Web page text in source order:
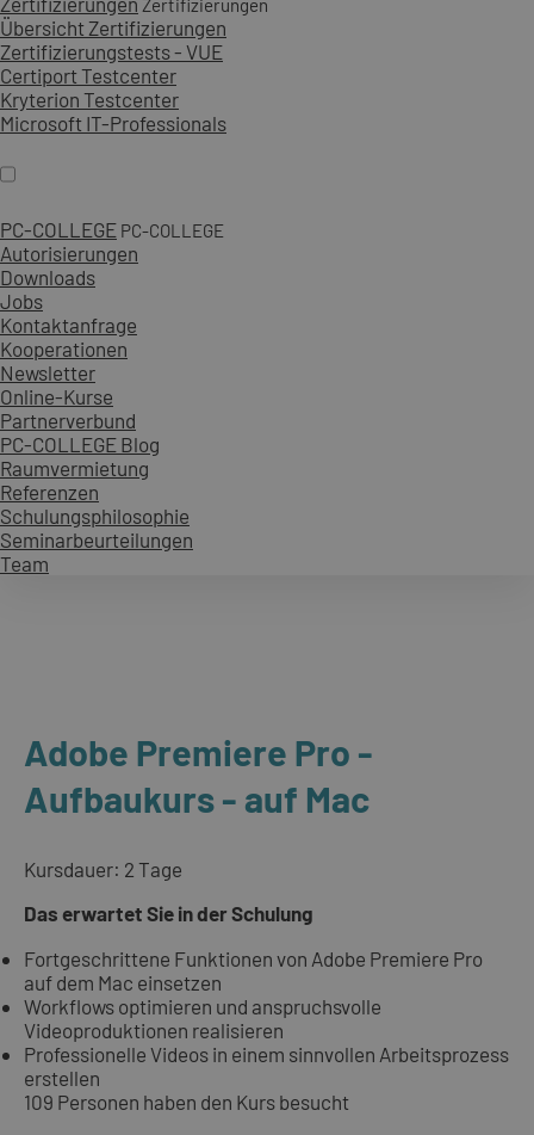
Zertifizierungen
Übersicht Zertifizierungen
Zertifizierungstests - VUE
Certiport Testcenter
Kryterion Testcenter
Microsoft IT-Professionals
PC-COLLEGE PC-COLLEGE
Autorisierungen
Downloads
Jobs
Kontaktanfrage
Kooperationen
Newsletter
Online-Kurse
Partnerverbund
PC-COLLEGE Blog
Raumvermietung
Referenzen
Schulungsphilosophie
Seminarbeurteilungen
Team
Adobe Premiere Pro -
Aufbaukurs - auf Mac
Kursdauer: 2 Tage
Das erwartet Sie in der Schulung
Fortgeschrittene Funktionen von Adobe Premiere Pro
auf dem Mac einsetzen
Workflows optimieren und anspruchsvolle
Videoproduktionen realisieren
Professionelle Videos in einem sinnvollen Arbeitsprozess
erstellen
109 Personen haben den Kurs besucht